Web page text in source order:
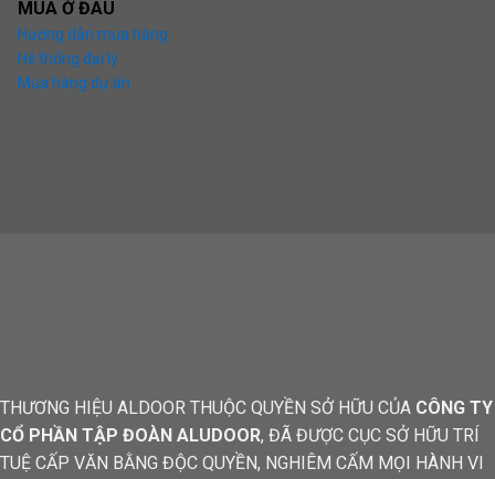
MUA Ở ĐÂU
Hướng dẫn mua hàng
Hệ thống đại lý
Mua hàng dự án
THƯƠNG HIỆU ALDOOR THUỘC QUYỀN SỞ HỮU CỦA CÔNG TY
CỔ PHẦN TẬP ĐOÀN ALUDOOR, ĐÃ ĐƯỢC CỤC SỞ HỮU TRÍ
TUỆ CẤP VĂN BẰNG ĐỘC QUYỀN, NGHIÊM CẤM MỌI HÀNH VI